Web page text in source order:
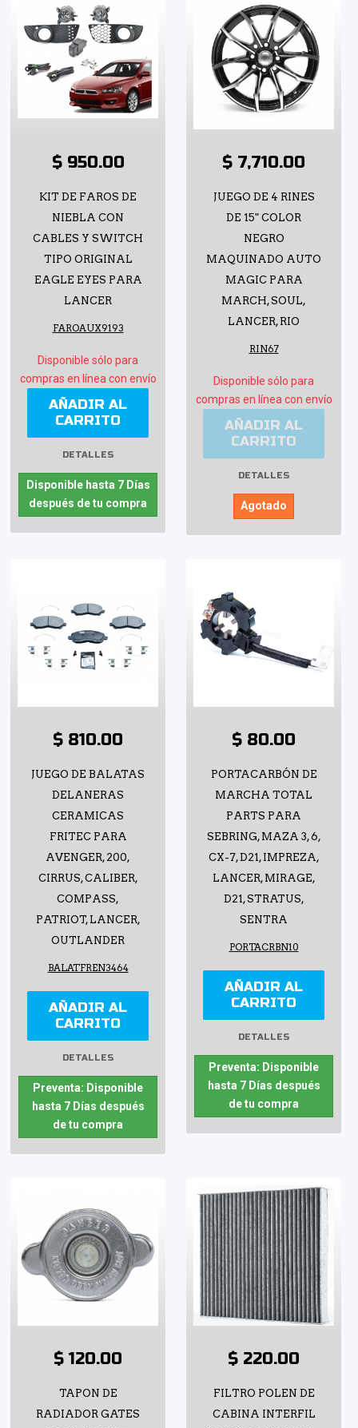
$ 950.00
KIT DE FAROS DE
NIEBLA CON
CABLES Y SWITCH
TIPO ORIGINAL
EAGLE EYES PARA
LANCER
FAROAUX9193
Disponible sólo para
compras en línea con envío
AÑADIR AL
CARRITO
DETALLES
Disponible hasta 7 Días
después de tu compra
$ 7,710.00
JUEGO DE 4 RINES
DE 15" COLOR
NEGRO
MAQUINADO AUTO
MAGIC PARA
MARCH, SOUL,
LANCER, RIO
RIN67
Disponible sólo para
compras en línea con envío
AÑADIR AL
CARRITO
DETALLES
Agotado
$ 810.00
JUEGO DE BALATAS
DELANERAS
CERAMICAS
FRITEC PARA
AVENGER, 200,
CIRRUS, CALIBER,
COMPASS,
PATRIOT, LANCER,
OUTLANDER
BALATFREN3464
AÑADIR AL
CARRITO
DETALLES
Preventa: Disponible
hasta 7 Días después
de tu compra
$ 80.00
PORTACARBÓN DE
MARCHA TOTAL
PARTS PARA
SEBRING, MAZA 3, 6,
CX-7, D21, IMPREZA,
LANCER, MIRAGE,
D21, STRATUS,
SENTRA
PORTACRBN10
AÑADIR AL
CARRITO
DETALLES
Preventa: Disponible
hasta 7 Días después
de tu compra
$ 120.00
TAPON DE
RADIADOR GATES
$ 220.00
FILTRO POLEN DE
CABINA INTERFIL